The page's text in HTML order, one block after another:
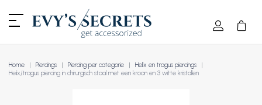
Home Piercings Piercing per categorie
Helix en tragus piercings
Helix/tragus piercing in chirurgisch staal met een kroon en 3 witte kristallen